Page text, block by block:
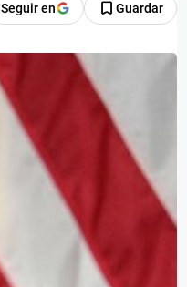
Seguir en Guardar